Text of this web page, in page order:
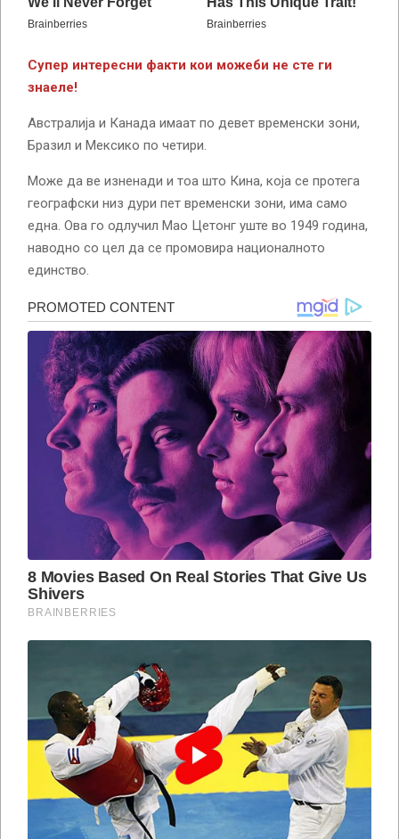
Супер интересни факти кои можеби не сте ги
знаеле!
Австралија и Канада имаат по девет временски зони,
Бразил и Мексико по четири.
Може да ве изненади и тоа што Кина, која се протега
географски низ дури пет временски зони, има само
една. Ова го одлучил Мао Цетонг уште во 1949 година,
наводно со цел да се промовира националното
единство.